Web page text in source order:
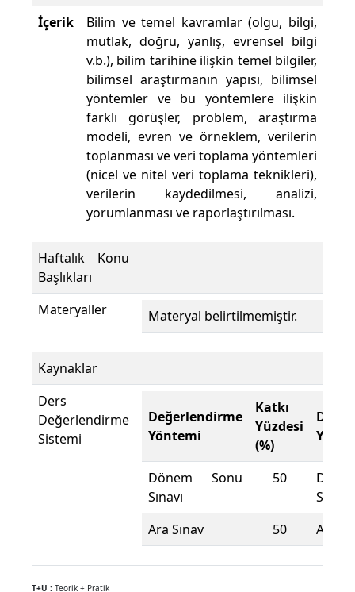
İçerik
Bilim ve temel kavramlar (olgu, bilgi,
mutlak, doğru, yanlış, evrensel bilgi
v.b.), bilim tarihine ilişkin temel bilgiler,
bilimsel araştırmanın yapısı, bilimsel
yöntemler ve bu yöntemlere ilişkin
farklı görüşler, problem, araştırma
modeli, evren ve örneklem, verilerin
toplanması ve veri toplama yöntemleri
(nicel ve nitel veri toplama teknikleri),
verilerin kaydedilmesi, analizi,
yorumlanması ve raporlaştırılması.
Haftalık Konu
Başlıkları
Materyaller
Materyal belirtilmemiştir.
Kaynaklar
Ders
Değerlendirme
Sistemi
Değerlendirme
Yöntemi
Katkı
Yüzdesi
(%)
Dönem Sonu
Sınavı
50
Sınavı
Ara Sınav
50 Ara
T+U : Teorik + Pratik